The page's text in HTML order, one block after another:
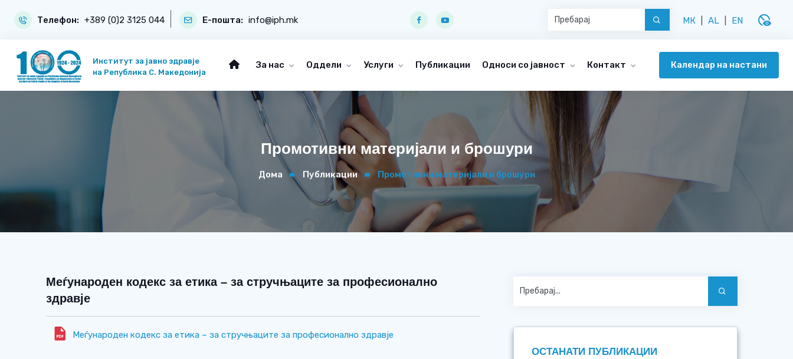
Телефон: +389 (0)2 3125 044 Е-пошта: info@iph.mk МК AL EN disabled_visible
Институт за јавно здравје
на Република С. Македонија
За нас Оддели Услуги Публикации Односи со јавност Контакт Календар на настани
Промотивни материјали и брошури
Дома Публикации Промотивни материјали и брошури
Меѓународен кодекс за етика – за стручњаците за професионално
здравје
Меѓународен кодекс за етика – за стручњаците за професионално здравје
ОСТАНАТИ ПУБЛИКАЦИИ